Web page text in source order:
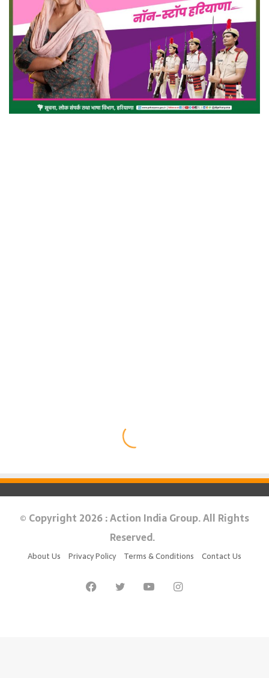
© Copyright 2026 : Action India Group. All Rights
Reserved.
About Us Privacy Policy Terms & Conditions Contact Us
FacebookTwitter YouTubeInstagram